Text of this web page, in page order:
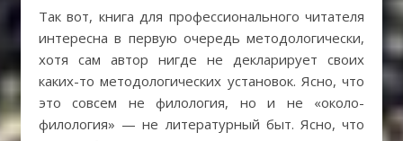
Так вот, книга для профессионального читателя
интересна в первую очередь методологически,
хотя сам автор нигде не декларирует своих
каких-то методологических установок. Ясно, что
это совсем не филология, но и не «около-
филология» — не литературный быт. Ясно, что